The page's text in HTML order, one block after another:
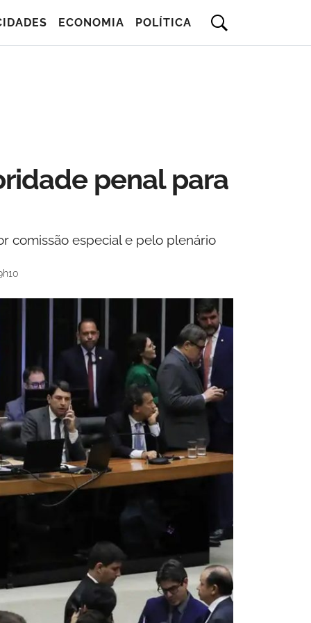
ECONOMIA POLÍTICA
penal para
comissão especial e pelo plenário